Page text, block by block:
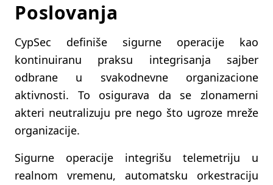
Poslovanja
CypSec definiše sigurne operacije kao
kontinuiranu praksu integrisanja sajber
odbrane u svakodnevne organizacione
aktivnosti. To osigurava da se zlonamerni
akteri neutralizuju pre nego što ugroze mreže
organizacije.
Sigurne operacije integrišu telemetriju u
realnom vremenu, automatsku orkestraciju